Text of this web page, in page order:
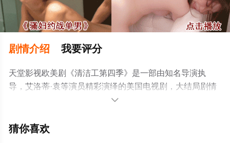
剧情介绍 我要评分
天堂影视欧美剧《清洁工第四季》是一部由知名导演执
导，艾洛蒂·袁等演员精彩演绎的美国电视剧，大结局剧情
已揭晓（1-12全集），手机免费观看高清无删减完整版电
视剧、电视猫或剧情网等平台了解。

猜你喜欢